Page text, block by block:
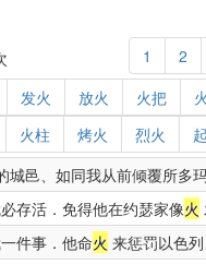
1 2
发火 放火 火把
火柱 烤火 烈火
城邑、如同我从前倾覆所多
存活．免得他在约瑟家像火
件事．他命火 来惩罚以色列